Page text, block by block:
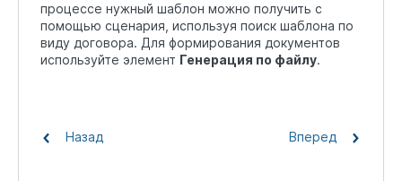
процессе нужный шаблон можно получить с
помощью сценария, используя поиск шаблона по
виду договора. Для формирования документов
используйте элемент Генерация по файлу.
Назад Вперед